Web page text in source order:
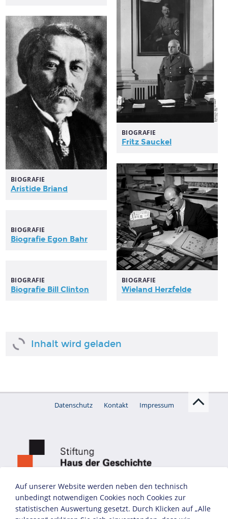
BIOGRAFIE
Fritz Sauckel
BIOGRAFIE
Aristide Briand
BIOGRAFIE
Wieland Herzfelde
BIOGRAFIE
Biografie Egon Bahr
BIOGRAFIE
Biografie Bill Clinton
Inhalt wird geladen
Datenschutz Kontakt Impressum
Auf unserer Website werden neben den technisch
unbedingt notwendigen Cookies noch Cookies zur
statistischen Auswertung gesetzt. Durch Klicken auf „Alle